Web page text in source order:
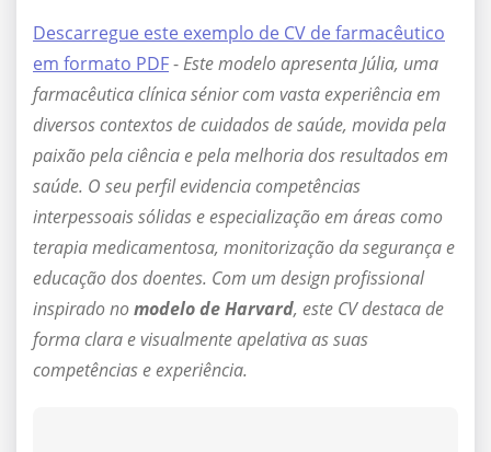
Descarregue este exemplo de CV de farmacêutico
em formato PDF-Este modelo apresenta Júlia, uma
farmacêutica clínica sénior com vasta experiência em
diversos contextos de cuidados de saúde, movida pela
paixão pela ciência e pela melhoria dos resultados em
saúde. O seu perfil evidencia competências
interpessoais sólidas e especialização em áreas como
terapia medicamentosa, monitorização da segurança e
educação dos doentes. Com um design profissional
inspirado nomodelo de Harvard, este CV destaca de
forma clara e visualmente apelativa as suas
competências e experiência.